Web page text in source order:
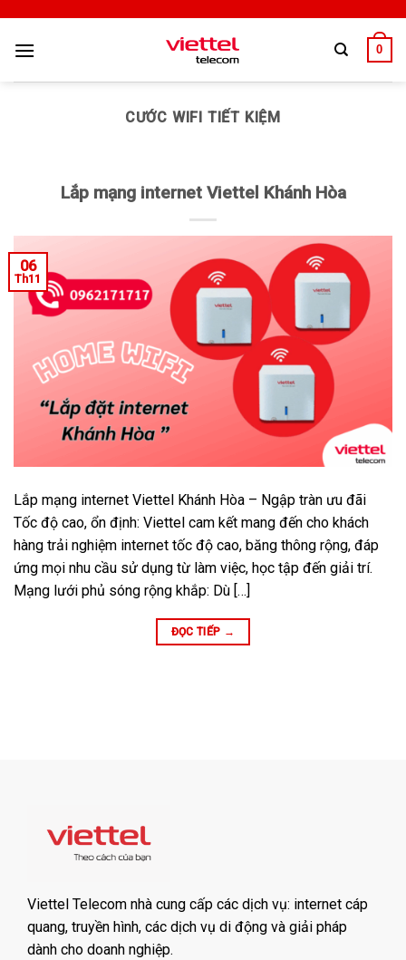
0
CƯỚC WIFI TIẾT KIỆM
Lắp mạng internet Viettel Khánh Hòa
06
Th11
Lắp mạng internet Viettel Khánh Hòa – Ngập tràn ưu đãi
Tốc độ cao, ổn định: Viettel cam kết mang đến cho khách
hàng trải nghiệm internet tốc độ cao, băng thông rộng, đáp
ứng mọi nhu cầu sử dụng từ làm việc, học tập đến giải trí.
Mạng lưới phủ sóng rộng khắp: Dù […]
ĐỌC TIẾP →
Viettel Telecom nhà cung cấp các dịch vụ: internet cáp
quang, truyền hình, các dịch vụ di động và giải pháp
dành cho doanh nghiệp.